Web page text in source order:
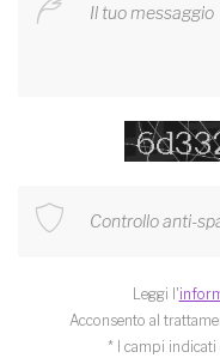
Il tuo messaggio
Controllo anti-
Leggi l'
Acconsento al
* I campi